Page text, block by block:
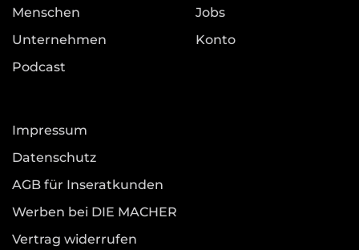
Menschen
Unternehmen
Podcast
Jobs
Konto
Impressum
Datenschutz
AGB für Inseratkunden
Werben bei DIE MACHER
Vertrag widerrufen